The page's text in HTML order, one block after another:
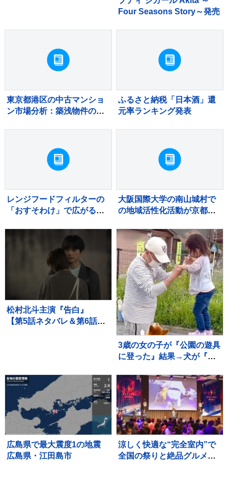
Four Seasons Story～発売
東京都港区の中古マンショ
ン市場分析：築浅物件の滞
ふるさと納税「日本酒」還
元率ランキング発表
レンジフードフィルターの
「おすそわけ」で広がる予
大阪国際大学の南山城村で
の地域活性化活動が京都府
松村北斗主演『告白』
【第5話ネタバレ＆第6話あ
3歳の女の子が『公園の遊具
に登った』結果→犬が『高
て…愛を感じる行動に反響
「守ろうとしてる」「優し
いお姉さん」
広島県で最大震度1の地震
広島県・江田島市
涼しく快適な“完全室内”で
全国の祭りと絶品グルメを